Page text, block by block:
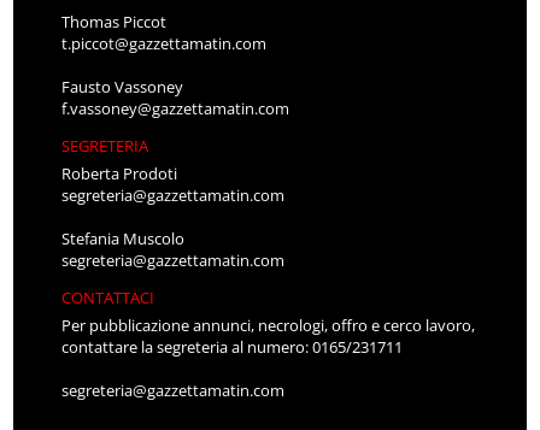
Thomas Piccot
t.piccot@gazzettamatin.com
Fausto Vassoney
f.vassoney@gazzettamatin.com
SEGRETERIA
Roberta Prodoti
segreteria@gazzettamatin.com
Stefania Muscolo
segreteria@gazzettamatin.com
CONTATTACI
Per pubblicazione annunci, necrologi, offro e cerco lavoro,
contattare la segreteria al numero: 0165/231711
segreteria@gazzettamatin.com